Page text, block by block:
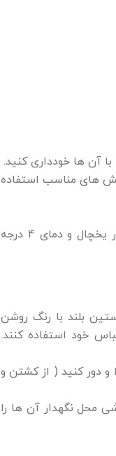
آن ها خودداری کنید.
کش های مناسب استفاده
در صورت استفاده از گوشت هایی که از سلامت ان مطمئن نیستید، آن ها را به مدت 24 ساعت در یخچال و دمای 4 درجه
بلند با رنگ روشن
خود استفاده کنند.
و دور کنید ( از کشتن و
محل نگهدار آن ها را